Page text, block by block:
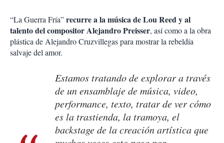
“La Guerra Fría”recurre a la música de Lou Reed y al
talento del compositor Alejandro Preisser, así como a la obra
plástica de Alejandro Cruzvillegas para mostrar la rebeldía
salvaje del amor.
Estamos tratando de explorar a través
de un ensamblaje de música, video,
performance, texto, tratar de ver cómo
es la trastienda, la tramoya, el
backstage de la creación artística que